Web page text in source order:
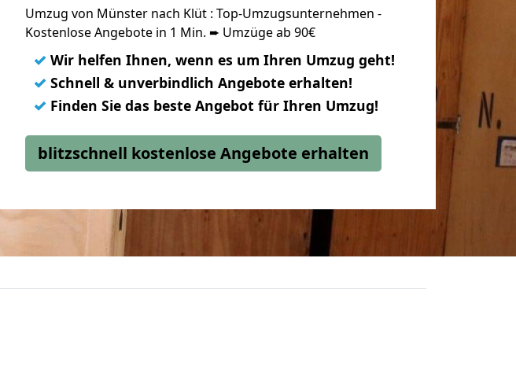
Umzug von Münster nach Klüt : Top-Umzugsunternehmen -
Kostenlose Angebote in 1 Min. ➨ Umzüge ab 90€
✓ Wir helfen Ihnen, wenn es um Ihren Umzug geht!
✓ Schnell & unverbindlich Angebote erhalten!
✓ Finden Sie das beste Angebot für Ihren Umzug!
blitzschnell kostenlose Angebote erhalten